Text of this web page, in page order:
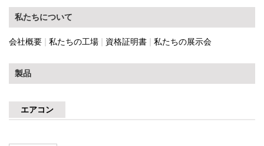
私たちについて
会社概要 | 私たちの工場 | 資格証明書 | 私たちの展示会
製品
エアコン